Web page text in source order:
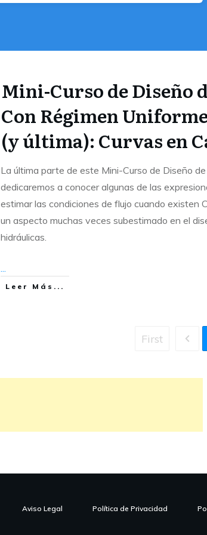
Mini-Curso de Diseño
Con Régimen
(y última): Curvas en
La última parte de este Mini-Curso de Diseño
dedicaremos a conocer algunas de las
estimar las condiciones de flujo cuando existen
un aspecto muchas veces subestimado en el
hidráulicas.
...
Leer Más...
First
Aviso Legal Política de Privacidad